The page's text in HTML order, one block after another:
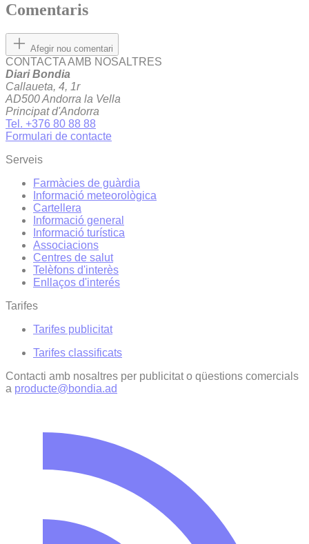
Comentaris
Afegir nou comentari
CONTACTA AMB NOSALTRES
Diari Bondia
Callaueta, 4, 1r
AD500 Andorra la Vella
Principat d'Andorra
Tel. +376 80 88 88
Formulari de contacte
Serveis
Farmàcies de guàrdia
Informació meteorològica
Cartellera
Informació general
Informació turística
Associacions
Centres de salut
Telèfons d'interès
Enllaços d'interés
Tarifes
Tarifes publicitat
Tarifes classificats
Contacti amb nosaltres per publicitat o qüestions comercials
a producte@bondia.ad